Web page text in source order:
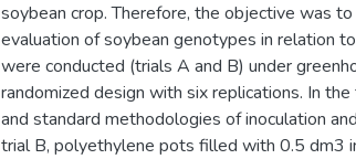
soybean crop. Therefore, the objective was
evaluation of soybean genotypes in relation
were conducted (trials A and B) under
randomized design with six replications. In
and standard methodologies of inoculation
trial B, polyethylene pots filled with 0.5 dm3